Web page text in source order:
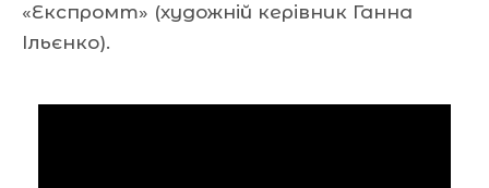
«Експромт» (художній керівник Ганна
Ільєнко).